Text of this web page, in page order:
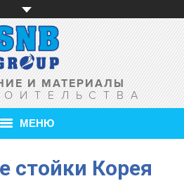
И МАТЕРИАЛЫ
МЕНЮ
стойки Корея